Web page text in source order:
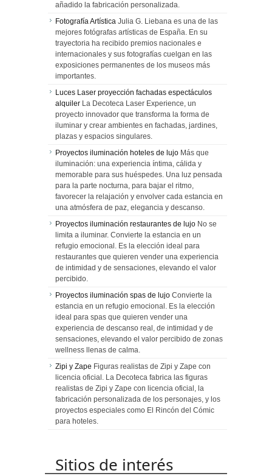
añadido la fabricación personalizada.
Fotografía Artística Julia G. Liebana es una de las
mejores fotógrafas artísticas de España. En su
trayectoria ha recibido premios nacionales e
internacionales y sus fotografías cuelgan en las
exposiciones permanentes de los museos más
importantes.
Luces Laser proyección fachadas espectáculos
alquiler La Decoteca Laser Experience, un
proyecto innovador que transforma la forma de
iluminar y crear ambientes en fachadas, jardines,
plazas y espacios singulares.
Proyectos iluminación hoteles de lujo Más que
iluminación: una experiencia íntima, cálida y
memorable para sus huéspedes. Una luz pensada
para la parte nocturna, para bajar el ritmo,
favorecer la relajación y envolver cada estancia en
una atmósfera de paz, elegancia y descanso.
Proyectos iluminación restaurantes de lujo No se
limita a iluminar. Convierte la estancia en un
refugio emocional. Es la elección ideal para
restaurantes que quieren vender una experiencia
de intimidad y de sensaciones, elevando el valor
percibido.
Proyectos iluminación spas de lujo Convierte la
estancia en un refugio emocional. Es la elección
ideal para spas que quieren vender una
experiencia de descanso real, de intimidad y de
sensaciones, elevando el valor percibido de zonas
wellness llenas de calma.
Zipi y Zape Figuras realistas de Zipi y Zape con
licencia oficial. La Decoteca fabrica las figuras
realistas de Zipi y Zape con licencia oficial, la
fabricación personalizada de los personajes, y los
proyectos especiales como El Rincón del Cómic
para hoteles.
Sitios de interés